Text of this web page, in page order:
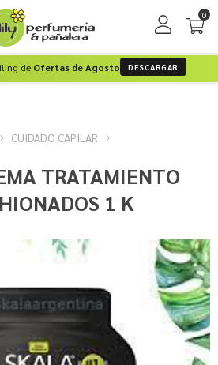
0
de Ofertas de Agosto DESCARGAR
CUIDADO CAPILAR
TRATAMIENTO
1 K